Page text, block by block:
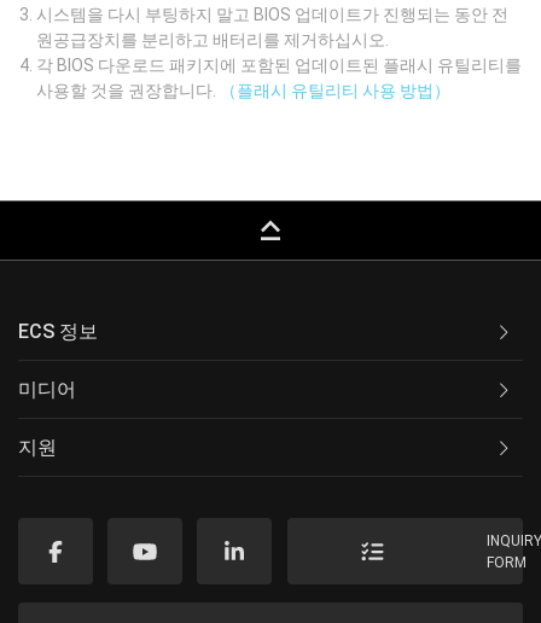
시스템을 다시 부팅하지 말고 BIOS 업데이트가 진행되는 동안 전
원공급장치를 분리하고 배터리를 제거하십시오.
각 BIOS 다운로드 패키지에 포함된 업데이트된 플래시 유틸리티를
사용할 것을 권장합니다.
（플래시 유틸리티 사용 방법）
keyboard_capslock
ECS 정보
미디어
지원
FORM